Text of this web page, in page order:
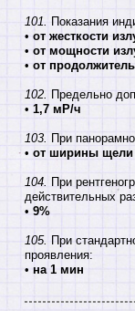
101.
Показания
• от жесткости
• от мощности
• от
102. Предельно
• 1,7 мР/ч
103. При
• от ширины щели
104. При
действительных
• 9%
105. При
проявления:
• на 1 мин